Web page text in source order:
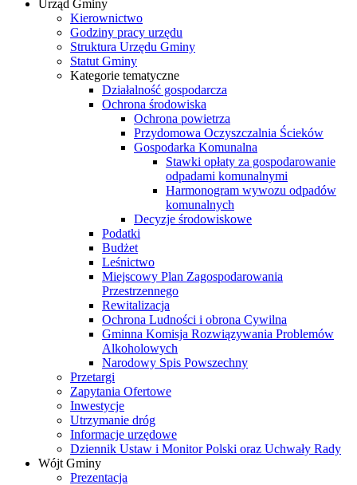
Urząd Gminy
Kierownictwo
Godziny pracy urzędu
Struktura Urzędu Gminy
Statut Gminy
Kategorie tematyczne
Działalność gospodarcza
Ochrona środowiska
Ochrona powietrza
Przydomowa Oczyszczalnia Ścieków
Gospodarka Komunalna
Stawki opłaty za gospodarowanie
odpadami komunalnymi
Harmonogram wywozu odpadów
komunalnych
Decyzje środowiskowe
Podatki
Budżet
Leśnictwo
Miejscowy Plan Zagospodarowania
Przestrzennego
Rewitalizacja
Ochrona Ludności i obrona Cywilna
Gminna Komisja Rozwiązywania Problemów
Alkoholowych
Narodowy Spis Powszechny
Przetargi
Zapytania Ofertowe
Inwestycje
Utrzymanie dróg
Informacje urzędowe
Dziennik Ustaw i Monitor Polski oraz Uchwały Rady
Wójt Gminy
Prezentacja